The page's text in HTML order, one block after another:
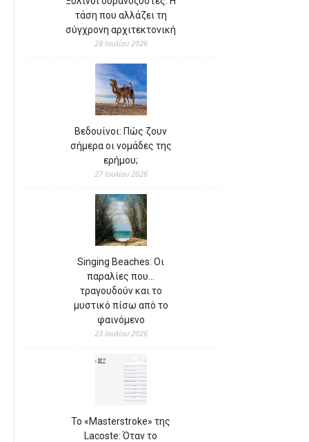
τάση που αλλάζει τη
σύγχρονη αρχιτεκτονική
28 Ιουλίου 2026
Βεδουίνοι: Πώς ζουν
σήμερα οι νομάδες της
ερήμου;
27 Ιουλίου 2026
Singing Beaches: Οι
παραλίες που…
τραγουδούν και το
μυστικό πίσω από το
φαινόμενο
23 Ιουλίου 2026
Το «Masterstroke» της
Lacoste: Όταν το